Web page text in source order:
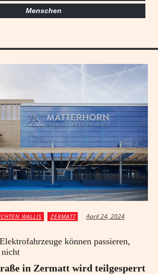
Menschen
WALLIS ZERMATT
April 24, 2024
können passieren,
in Zermatt wird teilgesperrt